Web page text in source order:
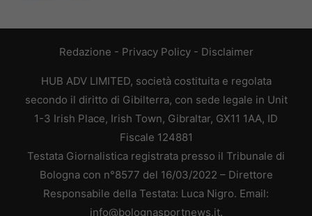
Redazione - Privacy Policy- Disclaimer
HUB ADV LIMITED, società costituita e regolata
secondo il diritto di Gibilterra, con sede legale in Unit
1-3 Irish Place, Irish Town, Gibraltar, GX11 1AA, ID
Fiscale 124881
Testata Giornalistica registrata presso il Tribunale di
Bologna con n°8577 del 16/03/2022 – Direttore
Responsabile della Testata: Luca Nigro. Email:
info@bolognasportnews.it.